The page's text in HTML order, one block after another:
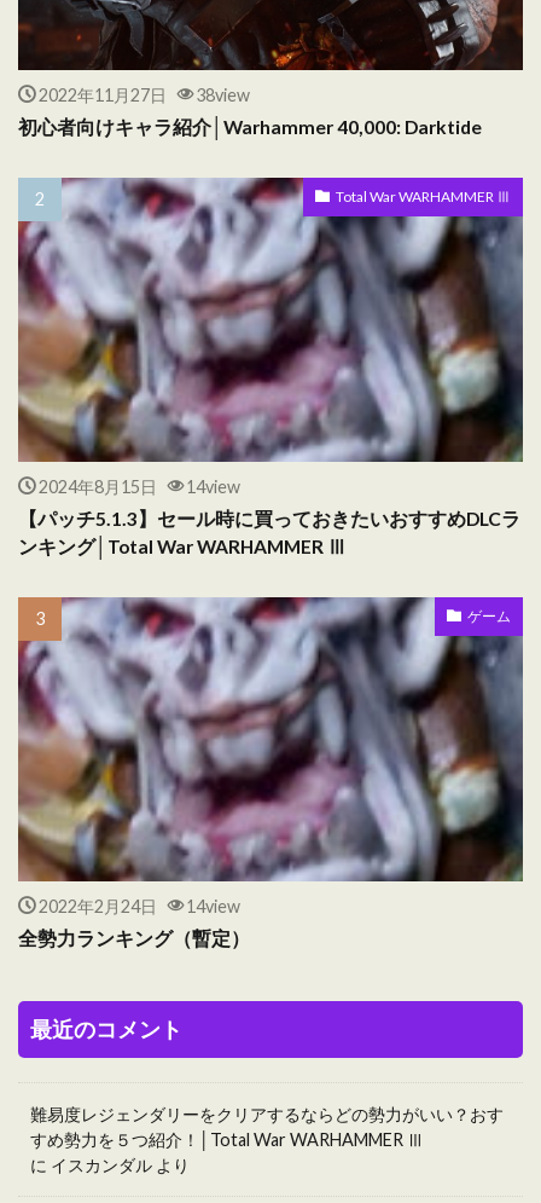
2022年11月27日 38view
初心者向けキャラ紹介│Warhammer 40,000: Darktide
Total War WARHAMMER Ⅲ
2024年8月15日 14view
【パッチ5.1.3】セール時に買っておきたいおすすめDLCラ
ンキング│Total War WARHAMMER Ⅲ
ゲーム
2022年2月24日 14view
全勢力ランキング（暫定）
最近のコメント
難易度レジェンダリーをクリアするならどの勢力がいい？おす
すめ勢力を５つ紹介！│Total War WARHAMMER Ⅲ
に イスカンダル より